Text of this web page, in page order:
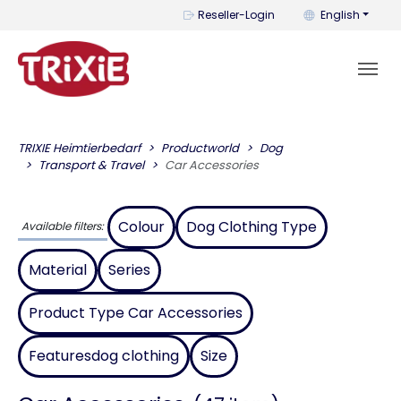
Reseller-Login You can
English
TRIXIE Heimtierbedarf Productworld
Dog
Transport & Travel
Car Accessories
Available filters: Colour Dog Clothing Type
Material Series
Product Type Car Accessories
Featuresdog clothing Size